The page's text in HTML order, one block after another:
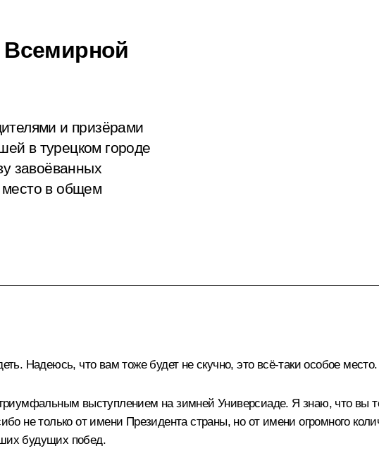
Всемирной
и призёрами
в турецком городе
завоёванных
место в общем
Надеюсь, что вам тоже будет не скучно, это всё‑таки особое место.
выступлением на зимней Универсиаде. Я знаю, что вы
не только от имени Президента страны, но от имени огромного
будущих побед.